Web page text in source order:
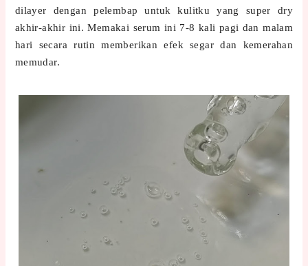
dilayer dengan pelembap untuk kulitku yang super dry
akhir-akhir ini. Memakai serum ini 7-8 kali pagi dan malam
hari secara rutin memberikan efek segar dan kemerahan
memudar.